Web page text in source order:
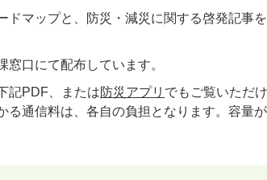
ドマップと、防災・減災に関する啓発記事
窓口にて配布しています。
記PDF、または防災アプリ でもご覧いただけ
る通信料は、各自の負担となります。容量